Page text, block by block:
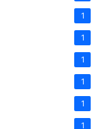
1
1
1
1
1
1